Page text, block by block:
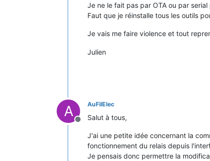
Je ne le fait pas par OTA ou par
Faut que je réinstalle tous les outils
Je vais me faire violence et tout
Julien
A
Offline
AuFilElec
Salut à tous,
J'ai une petite idée concernant la
fonctionnement du relais depuis
Je pensais donc permettre la